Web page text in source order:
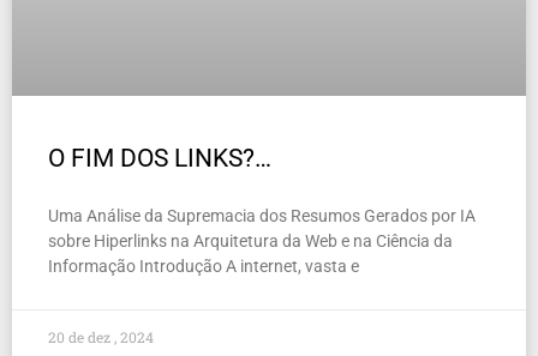
O FIM DOS LINKS?…
Uma Análise da Supremacia dos Resumos Gerados por IA
sobre Hiperlinks na Arquitetura da Web e na Ciência da
Informação Introdução A internet, vasta e
20 de dez , 2024